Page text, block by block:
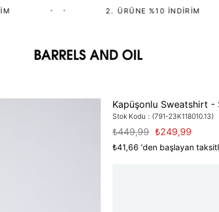
• 2.⁠ ⁠ÜRÜNE %10 İNDIRIM
Kapüşonlu Sweatshirt -
Stok Kodu (791-23K118010.13)
₺449,99 ₺249,99
₺41,66 'den başlayan